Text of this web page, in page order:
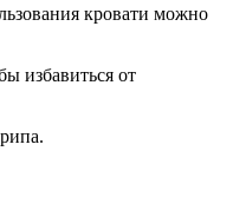
кровати можно
избавиться от